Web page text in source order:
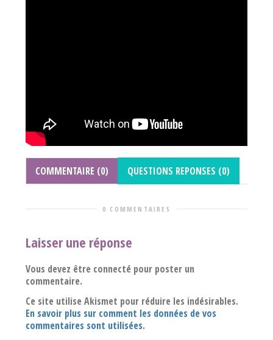
COMMENTAIRE (0) QUESTIONS REPONSES (0)
0 COMMENTAIRES
Laisser une réponse
Vous devez être connecté pour poster un
commentaire.
Ce site utilise Akismet pour réduire les indésirables.
En savoir plus sur comment les données de vos
commentaires sont utilisées.